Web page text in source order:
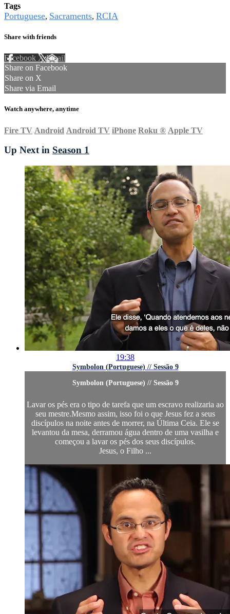
Tags
Portuguese, Sacraments, RCIA
Share with friends
Facebook XEmail
Share on Facebook
Share on X
Share via Email
Watch anywhere, anytime
Fire TV Android Android TV iPhone Roku ® Apple TV
Up Next in Season 1
19:38
Symbolon (Portuguese) // Sessão 9
Symbolon (Portuguese) // Sessão 9
Lavar os pés era o tipo de tarefa que um escravo realizaria ao
seu mestre.Mesmo assim, isso foi o que Jesus fez a seus
discípulos na noite antes de morrer, na Última Ceia. Ele se
levantou da mesa, derramou água dentro de uma vasilha e
começou a lavar os pés dos seus discípulos.
Jesus, o Filho ...